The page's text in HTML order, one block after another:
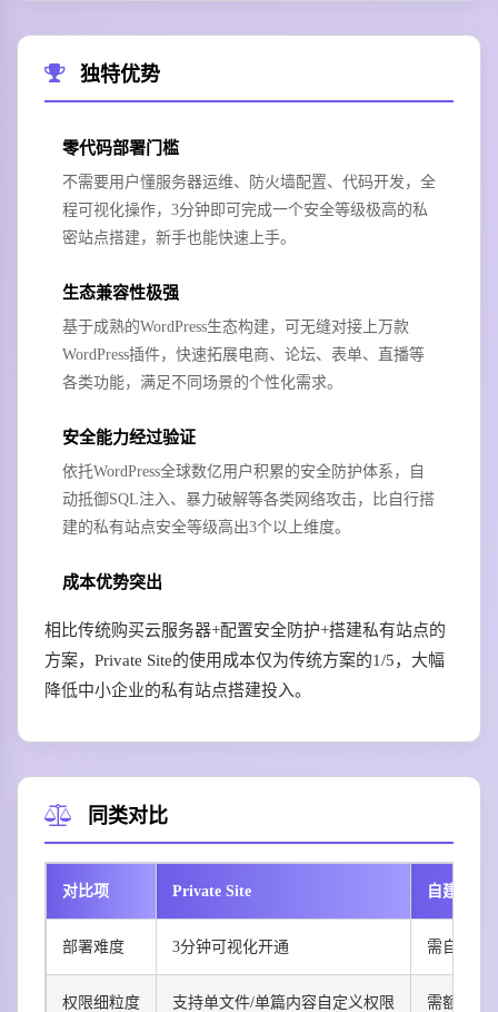
独特优势
零代码部署门槛
不需要用户懂服务器运维、防火墙配置、代码开发，全
程可视化操作，3分钟即可完成一个安全等级极高的私
密站点搭建，新手也能快速上手。
生态兼容性极强
基于成熟的WordPress生态构建，可无缝对接上万款
WordPress插件，快速拓展电商、论坛、表单、直播等
各类功能，满足不同场景的个性化需求。
安全能力经过验证
依托WordPress全球数亿用户积累的安全防护体系，自
动抵御SQL注入、暴力破解等各类网络攻击，比自行搭
建的私有站点安全等级高出3个以上维度。
成本优势突出
相比传统购买云服务器+配置安全防护+搭建私有站点的
方案，Private Site的使用成本仅为传统方案的1/5，大幅
降低中小企业的私有站点搭建投入。
同类对比
对比项 Private Site 自建
部署难度 3分钟可视化开通 需自行购
权限细粒度 支持单文件/单篇内容自定义权限 需额外付